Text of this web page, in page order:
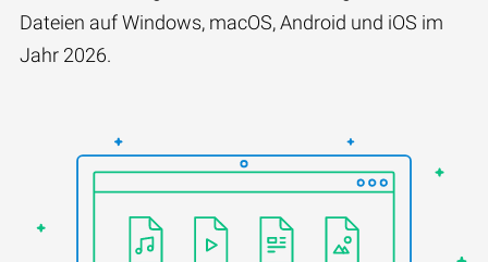
Dateien auf Windows, macOS, Android und iOS im
Jahr 2026.